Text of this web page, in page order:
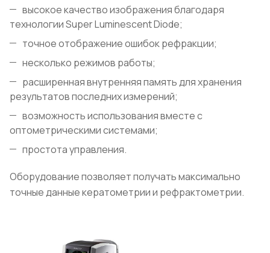
высокое качество изображения благодаря
технологии Super Luminescent Diode;
точное отображение ошибок рефракции;
несколько режимов работы;
расширенная внутренняя память для хранения
результатов последних измерений;
возможность использования вместе с
оптометрическими системами;
простота управления.
Оборудование позволяет получать максимально
точные данные кератометрии и рефрактометрии.